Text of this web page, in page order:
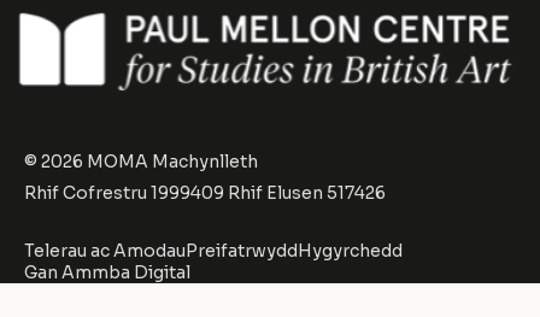
© 2026 MOMA Machynlleth
Rhif Cofrestru 1999409 Rhif Elusen 517426
Telerau ac AmodauPreifatrwyddHygyrchedd
Gan Ammba Digital